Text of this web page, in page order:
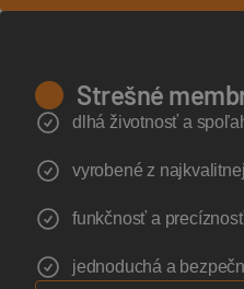
Strešné
dlhá životnosť a
vyrobené z
funkčnosť a
jednoduchá a